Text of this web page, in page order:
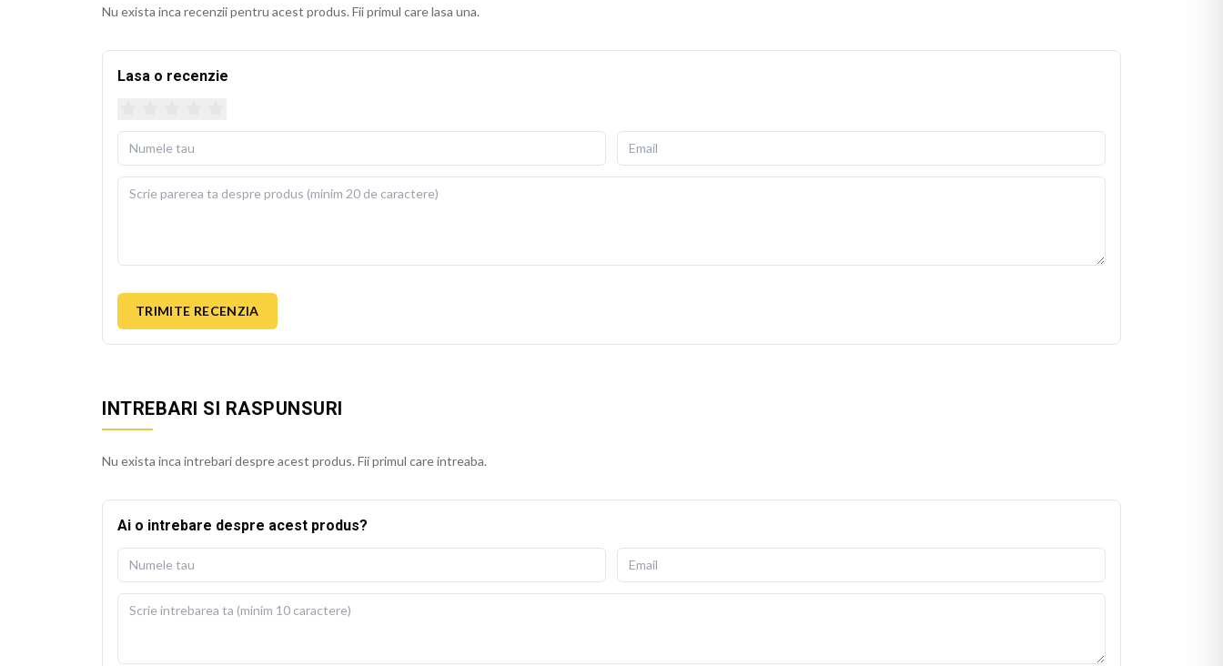
cm.
Nu exista inca recenzii pentru acest produs. Fii primul care lasa una.
Lasa o recenzie
TRIMITE RECENZIA
INTREBARI SI RASPUNSURI
Nu exista inca intrebari despre acest produs. Fii primul care intreaba.
Ai o intrebare despre acest produs?